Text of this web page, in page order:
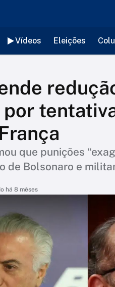
Vídeos Eleições
que punições
de Bolsonaro e
há 8 mêses